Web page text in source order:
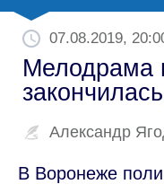
07.08.2019,
Мелодрама
Александр
В Воронеже